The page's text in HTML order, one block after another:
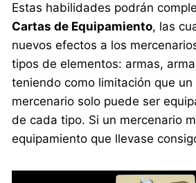
Estas habilidades podrán
Cartas de Equipamiento, las
nuevos efectos a los
tipos de elementos: armas,
teniendo como limitación que un
mercenario solo puede ser
de cada tipo. Si un mercenario
equipamiento que llevase